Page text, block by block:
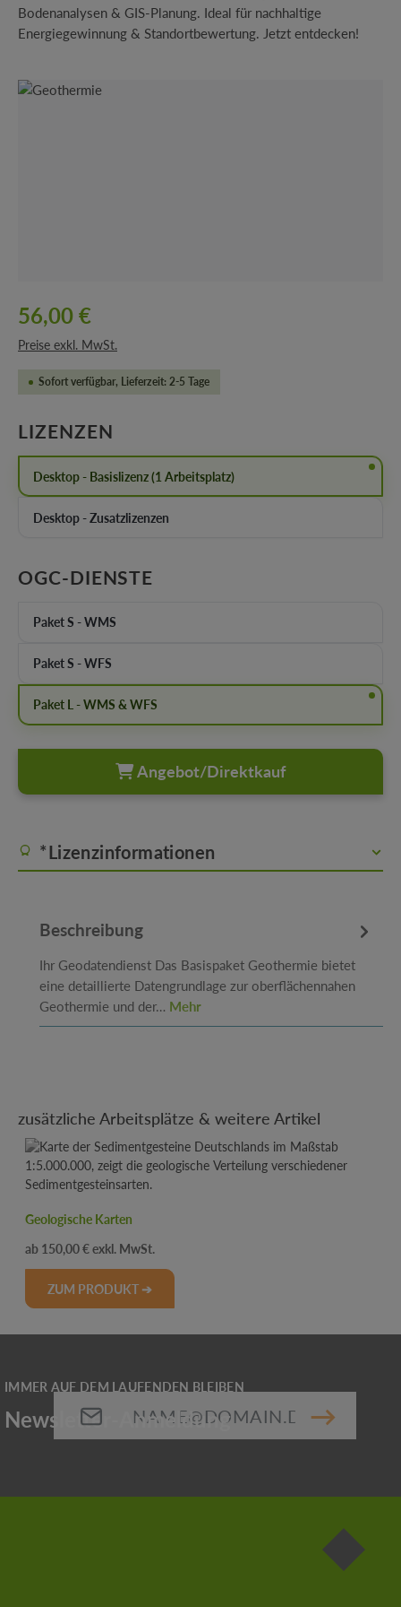
Bodenanalysen & GIS-Planung. Ideal für nachhaltige
Energiegewinnung & Standortbewertung. Jetzt entdecken!
Bildergalerie überspringen
56,00 €
Preise exkl. MwSt.
Sofort verfügbar, Lieferzeit: 2-5 Tage
LIZENZEN
Desktop - Basislizenz (1 Arbeitsplatz)
Desktop - Zusatzlizenzen
OGC-DIENSTE
Paket S - WMS
Paket S - WFS
Paket L - WMS & WFS
Angebot/Direktkauf
*Lizenzinformationen
Beschreibung
Ihr Geodatendienst Das Basispaket Geothermie bietet
eine detaillierte Datengrundlage zur oberflächennahen
Geothermie und der… Mehr
Produktgalerie überspringen
zusätzliche Arbeitsplätze & weitere Artikel
Geologische Karten
Regulärer Preis:
150,00 €
ZUM PRODUKT ➔
Pflichtfelder.